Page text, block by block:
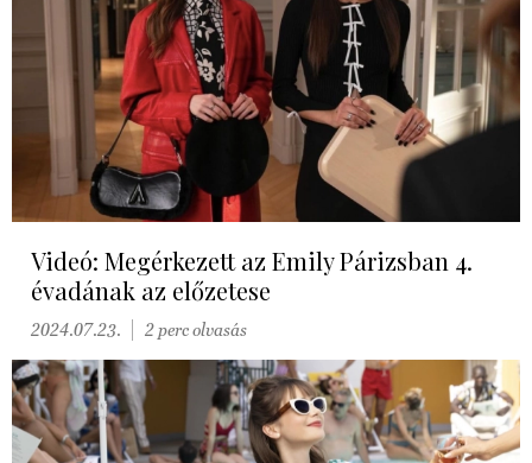
Videó: Megérkezett az Emily Párizsban 4.
évadának az előzetese
2024.07.23. 2 perc olvasás